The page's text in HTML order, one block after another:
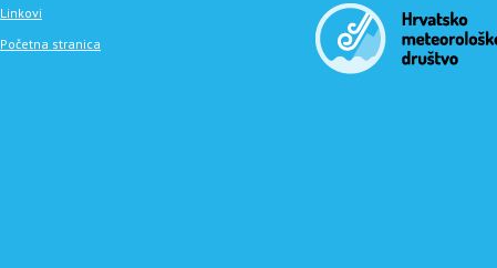
Linkovi
Početna stranica